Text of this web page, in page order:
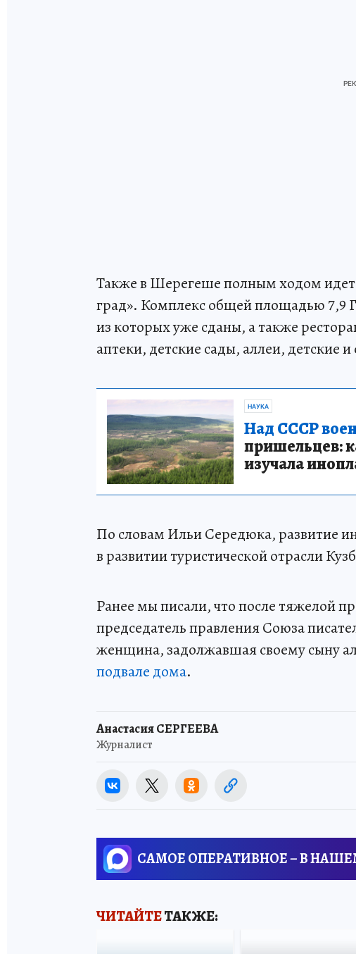
Также в Шерегеше полным ходом
град». Комплекс общей площадью 7,9
из которых уже сданы, а также
аптеки, детские сады, аллеи, детские
НАУКА
Над СССР
пришельцев:
изучала
По словам Ильи Середюка, развитие
в развитии туристической отрасли
Ранее мы писали, что после тяжелой
председатель правления Союза
женщина, задолжавшая своему сыну
подвале дома.
Анастасия СЕРГЕЕВА
Журналист
САМОЕ ОПЕРАТИВНОЕ – В
ЧИТАЙТЕТАКЖЕ: